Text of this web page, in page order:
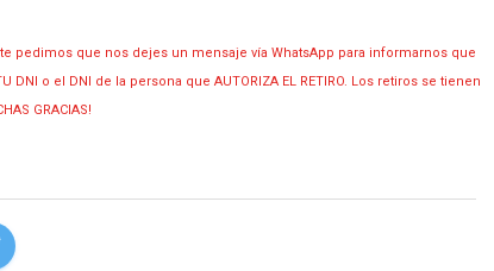
te pedimos que nos dejes un mensaje vía WhatsApp para informarnos que
DNI o el DNI de la persona que AUTORIZA EL RETIRO. Los retiros se tienen
GRACIAS!